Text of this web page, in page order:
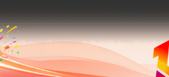
培博会 课师宝 当责领导力 师出名门